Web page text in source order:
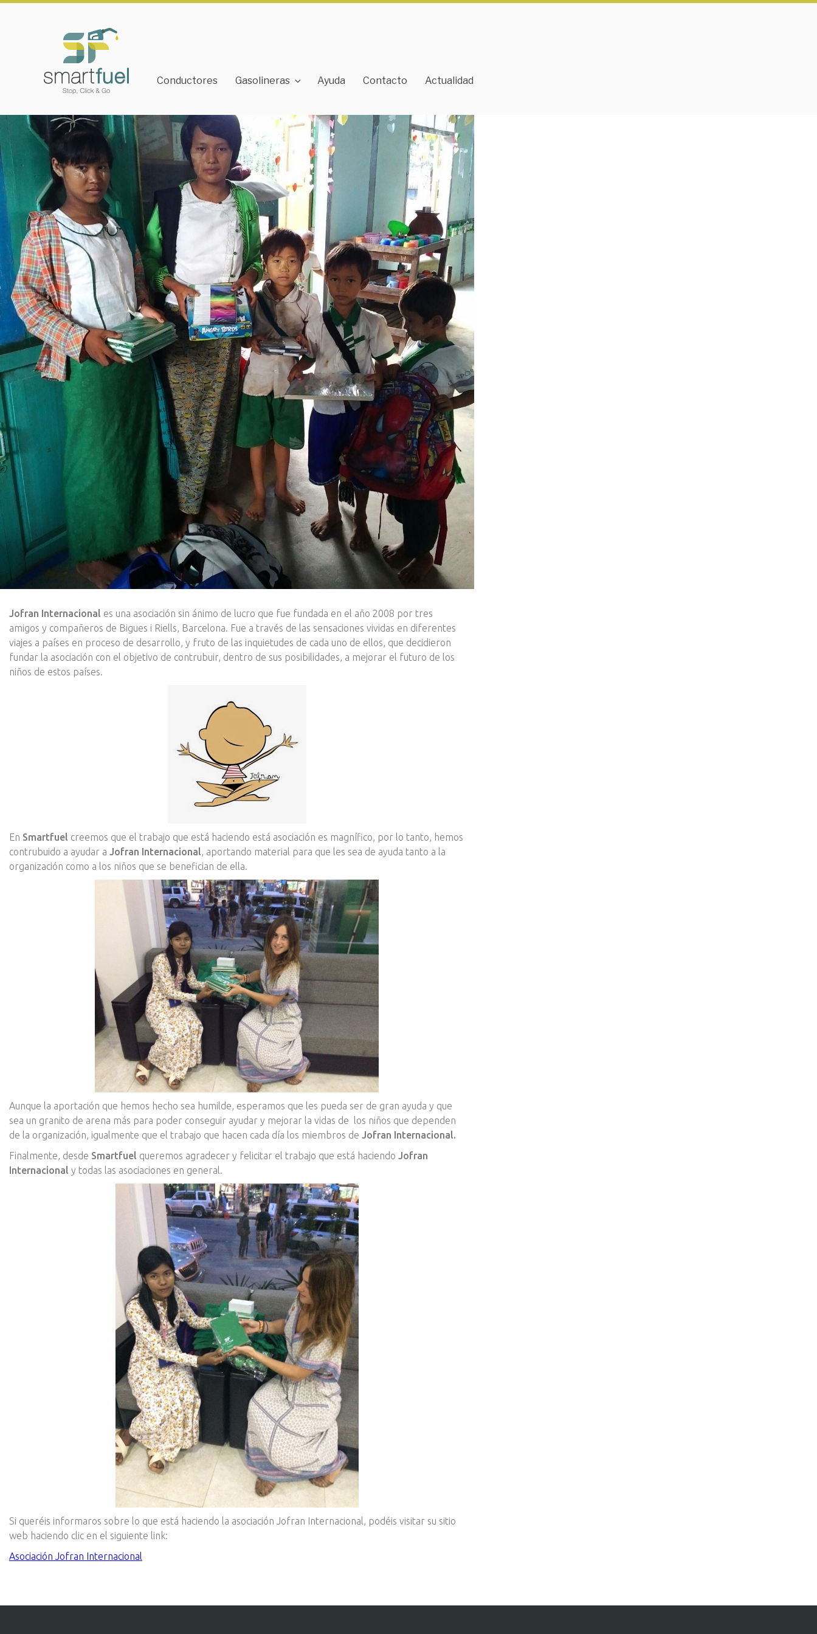
Conductores Gasolineras Ayuda Contacto Actualidad
Jofran Internacional
es una asociación sin ánimo de lucro que fue fundada en el año 2008 por tres
amigos y compañeros de Bigues i Riells, Barcelona. Fue a través de las sensaciones vividas en diferentes
viajes a países en proceso de desarrollo, y fruto de las inquietudes de cada uno de ellos, que decidieron
fundar la asociación con el objetivo de contrubuir, dentro de sus posibilidades, a mejorar el futuro de los
niños de estos países.
En Smartfuel creemos que el trabajo que está haciendo está asociación es magnífico, por lo tanto, hemos
contrubuido a ayudar a Jofran Internacional
, aportando material para que les sea de ayuda tanto a la
organización como a los niños que se benefician de ella.
Aunque la aportación que hemos hecho sea humilde, esperamos que les pueda ser de gran ayuda y que
sea un granito de arena más para poder conseguir ayudar y mejorar la vidas de los niños que dependen
de la organización, igualmente que el trabajo que hacen cada día los miembros de Jofran Internacional.
Finalmente, desde Smartfuel queremos agradecer y felicitar el trabajo que está haciendo Jofran
Internacional y todas las asociaciones en general.
Si queréis informaros sobre lo que está haciendo la asociación Jofran Internacional, podéis visitar su sitio
web haciendo clic en el siguiente link:
Asociación Jofran Internacional